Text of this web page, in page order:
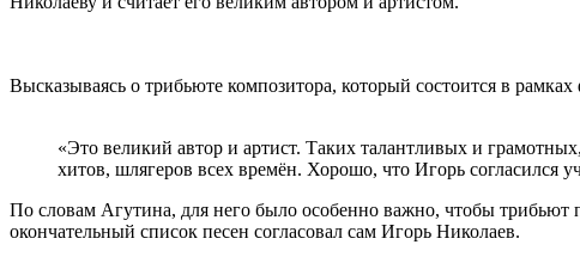
Высказываясь о трибьюте композитора, который состоится в
«Это великий автор и артист. Таких талантливых и
хитов, шлягеров всех времён. Хорошо, что Игорь согласился
По словам Агутина, для него было особенно важно, чтобы трибьют
окончательный список песен согласовал сам Игорь Николаев.